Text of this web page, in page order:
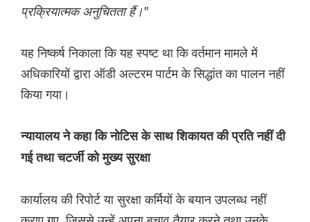
प्रक्रियात्मक अनुचितता हैं।"
यह निष्कर्ष निकाला कि यह स्पष्ट था कि वर्तमान मामले में
अधिकारियों द्वारा ऑडी अल्टरम पार्टम के सिद्धांत का पालन नहीं
किया गया।
न्यायालय ने कहा कि नोटिस के साथ शिकायत की प्रति नहीं दी
गई तथा चटर्जी को मुख्य सुरक्षा
कार्यालय की रिपोर्ट या सुरक्षा कर्मियों के बयान उपलब्ध नहीं